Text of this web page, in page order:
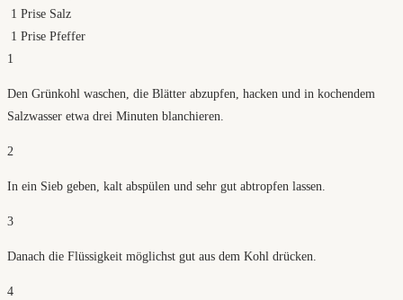
1 Prise Salz
1 Prise Pfeffer
1
Den Grünkohl waschen, die Blätter abzupfen, hacken und in kochendem
Salzwasser etwa drei Minuten blanchieren.
2
In ein Sieb geben, kalt abspülen und sehr gut abtropfen lassen.
3
Danach die Flüssigkeit möglichst gut aus dem Kohl drücken.
4